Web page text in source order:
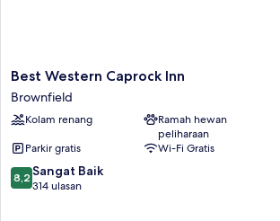
Best
Western
Caprock
Inn
Best Western Caprock Inn
Brownfield
Kolam renang
Ramah hewan
peliharaan
Parkir gratis
Wi-Fi Gratis
8.2
dari
8,2 Sangat Baik
314 ulasan